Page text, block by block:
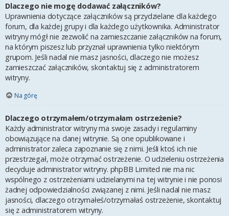
Dlaczego nie mogę dodawać załączników?
Uprawnienia dotyczące załączników są przydzielane dla każdego
forum, dla każdej grupy i dla każdego użytkownika. Administrator
witryny mógł nie zezwolić na zamieszczanie załączników na forum,
na którym piszesz lub przyznał uprawnienia tylko niektórym
grupom. Jeśli nadal nie masz jasności, dlaczego nie możesz
zamieszczać załączników, skontaktuj się z administratorem
witryny.
Na górę
Dlaczego otrzymałem/otrzymałam ostrzeżenie?
Każdy administrator witryny ma swoje zasady i regulaminy
obowiązujące na danej witrynie. Są one opublikowane i
administrator zaleca zapoznanie się z nimi. Jeśli ktoś ich nie
przestrzegał, może otrzymać ostrzeżenie. O udzieleniu ostrzeżenia
decyduje administrator witryny. phpBB Limited nie ma nic
wspólnego z ostrzeżeniami udzielanymi na tej witrynie i nie ponosi
żadnej odpowiedzialności związanej z nimi. Jeśli nadal nie masz
jasności, dlaczego otrzymałeś/otrzymałaś ostrzeżenie, skontaktuj
się z administratorem witryny.